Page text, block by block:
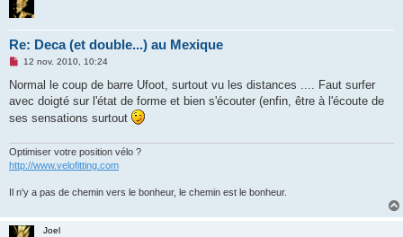
Re: Deca (et double...) au Mexique
M
s
a
g
o
n
l
12 nov. 2010, 10:24
Normal le coup de barre Ufoot, surtout vu les distances .... Faut surfer
avec doigté sur l'état de forme et bien s'écouter (enfin, être à l'écoute de
ses sensations surtout
Optimiser votre position vélo ?
http://www.velofitting.com
Il n'y a pas de chemin vers le bonheur, le chemin est le bonheur.
Joel